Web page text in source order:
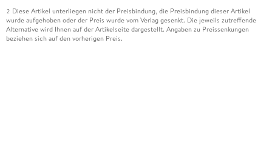
2 Diese Artikel unterliegen nicht der Preisbindung, die Preisbindung dieser Artikel
wurde aufgehoben oder der Preis wurde vom Verlag gesenkt. Die jeweils zutreffende
Alternative wird Ihnen auf der Artikelseite dargestellt. Angaben zu Preissenkungen
beziehen sich auf den vorherigen Preis.